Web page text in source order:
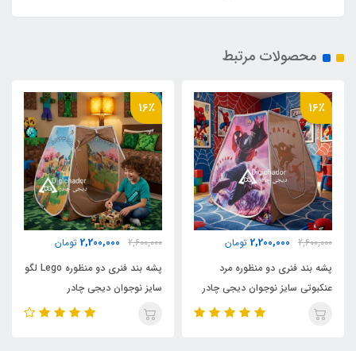
جنس کف
پلی استر پشت نقره ضد آب
وزن
2500 گرم
اقلام همراه
کیف حمل مخصوص بنددار کوله ای
نوع اسکلت
محصولات مرتبط
16٪
2,600,000
2,200,000 تومان
پشه بند فنری دو منظوره مرد
عنکبوتی سایز نوجوان دیجی چادر
16٪
2,600,000
2,200,000 تومان
پشه بند فنری دو منظوره Lego لگو
سایز نوجوان دیجی چادر